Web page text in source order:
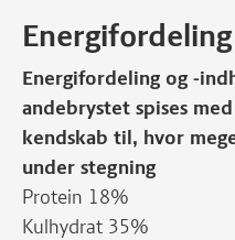
Energifordeling
Energifordeling og -
andebrystet spises
kendskab til, hvor
under stegning
Protein 18%
Kulhydrat 35%